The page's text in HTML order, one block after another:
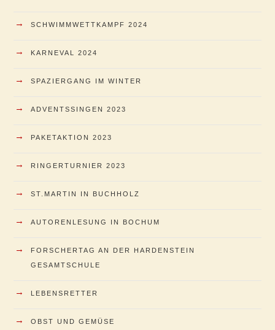
→ SCHWIMMWETTKAMPF 2024
→ KARNEVAL 2024
→ SPAZIERGANG IM WINTER
→ ADVENTSSINGEN 2023
→ PAKETAKTION 2023
→ RINGERTURNIER 2023
→ ST.MARTIN IN BUCHHOLZ
→ AUTORENLESUNG IN BOCHUM
→
FORSCHERTAG AN DER HARDENSTEIN
GESAMTSCHULE
→ LEBENSRETTER
→ OBST UND GEMÜSE